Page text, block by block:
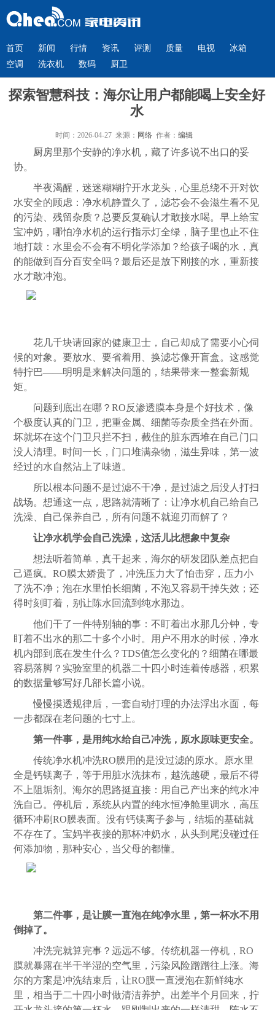
首页 新闻 行情 资讯 评测 质量 电视
冰箱
空调
洗衣机 数码 厨卫
探索智慧科技：海尔让用户都能喝上安全好
水
时间：2026-04-27 来源： 网络作者： 编辑
厨房里那个安静的净水机，藏了许多说不出口的妥
协。
半夜渴醒，迷迷糊糊拧开水龙头，心里总绕不开对饮
水安全的顾虑：净水机静置久了，滤芯会不会滋生看不见
的污染、残留杂质？总要反复确认才敢接水喝。早上给宝
宝冲奶，哪怕净水机的运行指示灯全绿，脑子里也止不住
地打鼓：水里会不会有不明化学添加？给孩子喝的水，真
的能做到百分百安全吗？最后还是放下刚接的水，重新接
水才敢冲泡。
花几千块请回家的健康卫士，自己却成了需要小心伺
候的对象。要放水、要省着用、换滤芯像开盲盒。这感觉
特拧巴——明明是来解决问题的，结果带来一整套新规
矩。
问题到底出在哪？RO反渗透膜本身是个好技术，像
个极度认真的门卫，把重金属、细菌等杂质全挡在外面。
坏就坏在这个门卫只拦不扫，截住的脏东西堆在自己门口
没人清理。时间一长，门口堆满杂物，滋生异味，第一波
经过的水自然沾上了味道。
所以根本问题不是过滤不干净，是过滤之后没人打扫
战场。想通这一点，思路就清晰了：让净水机自己给自己
洗澡、自己保养自己，所有问题不就迎刃而解了？
让净水机学会自己洗澡，这活儿比想象中复杂
想法听着简单，真干起来，海尔的研发团队差点把自
己逼疯。RO膜太娇贵了，冲洗压力大了怕击穿，压力小
了洗不净；泡在水里怕长细菌，不泡又容易干掉失效；还
得时刻盯着，别让陈水回流到纯水那边。
他们干了一件特别轴的事：不盯着出水那几分钟，专
盯着不出水的那二十多个小时。用户不用水的时候，净水
机内部到底在发生什么？TDS值怎么变化的？细菌在哪最
容易落脚？实验室里的机器二十四小时连着传感器，积累
的数据量够写好几部长篇小说。
慢慢摸透规律后，一套自动打理的办法浮出水面，每
一步都踩在老问题的七寸上。
第一件事，是用纯水给自己冲洗，原水原味更安全。
传统净水机冲洗RO膜用的是没过滤的原水。原水里
全是钙镁离子，等于用脏水洗抹布，越洗越硬，最后不得
不上阻垢剂。海尔的思路挺直接：用自己产出来的纯水冲
洗自己。停机后，系统从内置的纯水恒净舱里调水，高压
循环冲刷RO膜表面。没有钙镁离子参与，结垢的基础就
不存在了。宝妈半夜接的那杯冲奶水，从头到尾没碰过任
何添加物，那种安心，当父母的都懂。
第二件事，是让膜一直泡在纯净水里，第一杯水不用
倒掉了。
冲洗完就算完事？远远不够。传统机器一停机，RO
膜就暴露在半干半湿的空气里，污染风险蹭蹭往上涨。海
尔的方案是冲洗结束后，让RO膜一直浸泡在新鲜纯水
里，相当于二十四小时做清洁养护。出差半个月回来，拧